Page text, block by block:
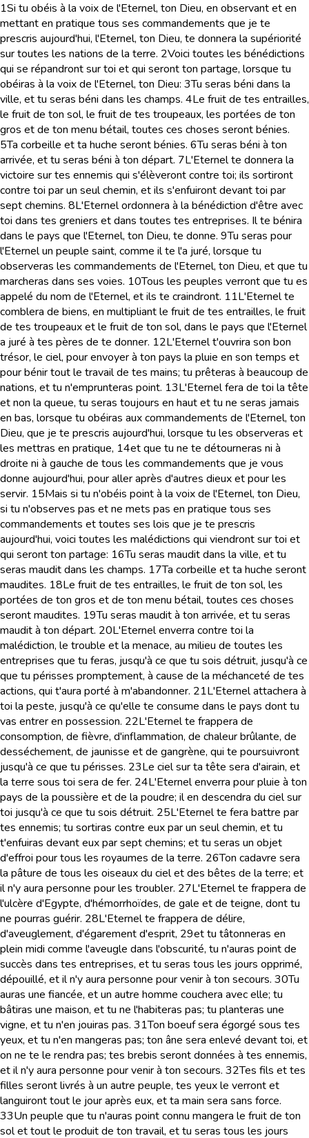
1Si tu obéis à la voix de l'Eternel, ton Dieu, en observant et en
mettant en pratique tous ses commandements que je te
prescris aujourd'hui, l'Eternel, ton Dieu, te donnera la supériorité
sur toutes les nations de la terre. 2Voici toutes les bénédictions
qui se répandront sur toi et qui seront ton partage, lorsque tu
obéiras à la voix de l'Eternel, ton Dieu: 3Tu seras béni dans la
ville, et tu seras béni dans les champs. 4Le fruit de tes entrailles,
le fruit de ton sol, le fruit de tes troupeaux, les portées de ton
gros et de ton menu bétail, toutes ces choses seront bénies.
5Ta corbeille et ta huche seront bénies. 6Tu seras béni à ton
arrivée, et tu seras béni à ton départ. 7L'Eternel te donnera la
victoire sur tes ennemis qui s'élèveront contre toi; ils sortiront
contre toi par un seul chemin, et ils s'enfuiront devant toi par
sept chemins. 8L'Eternel ordonnera à la bénédiction d'être avec
toi dans tes greniers et dans toutes tes entreprises. Il te bénira
dans le pays que l'Eternel, ton Dieu, te donne. 9Tu seras pour
l'Eternel un peuple saint, comme il te l'a juré, lorsque tu
observeras les commandements de l'Eternel, ton Dieu, et que tu
marcheras dans ses voies. 10Tous les peuples verront que tu es
appelé du nom de l'Eternel, et ils te craindront. 11L'Eternel te
comblera de biens, en multipliant le fruit de tes entrailles, le fruit
de tes troupeaux et le fruit de ton sol, dans le pays que l'Eternel
a juré à tes pères de te donner. 12L'Eternel t'ouvrira son bon
trésor, le ciel, pour envoyer à ton pays la pluie en son temps et
pour bénir tout le travail de tes mains; tu prêteras à beaucoup de
nations, et tu n'emprunteras point. 13L'Eternel fera de toi la tête
et non la queue, tu seras toujours en haut et tu ne seras jamais
en bas, lorsque tu obéiras aux commandements de l'Eternel, ton
Dieu, que je te prescris aujourd'hui, lorsque tu les observeras et
les mettras en pratique, 14et que tu ne te détourneras ni à
droite ni à gauche de tous les commandements que je vous
donne aujourd'hui, pour aller après d'autres dieux et pour les
servir. 15Mais si tu n'obéis point à la voix de l'Eternel, ton Dieu,
si tu n'observes pas et ne mets pas en pratique tous ses
commandements et toutes ses lois que je te prescris
aujourd'hui, voici toutes les malédictions qui viendront sur toi et
qui seront ton partage: 16Tu seras maudit dans la ville, et tu
seras maudit dans les champs. 17Ta corbeille et ta huche seront
maudites. 18Le fruit de tes entrailles, le fruit de ton sol, les
portées de ton gros et de ton menu bétail, toutes ces choses
seront maudites. 19Tu seras maudit à ton arrivée, et tu seras
maudit à ton départ. 20L'Eternel enverra contre toi la
malédiction, le trouble et la menace, au milieu de toutes les
entreprises que tu feras, jusqu'à ce que tu sois détruit, jusqu'à ce
que tu périsses promptement, à cause de la méchanceté de tes
actions, qui t'aura porté à m'abandonner. 21L'Eternel attachera à
toi la peste, jusqu'à ce qu'elle te consume dans le pays dont tu
vas entrer en possession. 22L'Eternel te frappera de
consomption, de fièvre, d'inflammation, de chaleur brûlante, de
desséchement, de jaunisse et de gangrène, qui te poursuivront
jusqu'à ce que tu périsses. 23Le ciel sur ta tête sera d'airain, et
la terre sous toi sera de fer. 24L'Eternel enverra pour pluie à ton
pays de la poussière et de la poudre; il en descendra du ciel sur
toi jusqu'à ce que tu sois détruit. 25L'Eternel te fera battre par
tes ennemis; tu sortiras contre eux par un seul chemin, et tu
t'enfuiras devant eux par sept chemins; et tu seras un objet
d'effroi pour tous les royaumes de la terre. 26Ton cadavre sera
la pâture de tous les oiseaux du ciel et des bêtes de la terre; et
il n'y aura personne pour les troubler. 27L'Eternel te frappera de
l'ulcère d'Egypte, d'hémorrhoïdes, de gale et de teigne, dont tu
ne pourras guérir. 28L'Eternel te frappera de délire,
d'aveuglement, d'égarement d'esprit, 29et tu tâtonneras en
plein midi comme l'aveugle dans l'obscurité, tu n'auras point de
succès dans tes entreprises, et tu seras tous les jours opprimé,
dépouillé, et il n'y aura personne pour venir à ton secours. 30Tu
auras une fiancée, et un autre homme couchera avec elle; tu
bâtiras une maison, et tu ne l'habiteras pas; tu planteras une
vigne, et tu n'en jouiras pas. 31Ton boeuf sera égorgé sous tes
yeux, et tu n'en mangeras pas; ton âne sera enlevé devant toi, et
on ne te le rendra pas; tes brebis seront données à tes ennemis,
et il n'y aura personne pour venir à ton secours. 32Tes fils et tes
filles seront livrés à un autre peuple, tes yeux le verront et
languiront tout le jour après eux, et ta main sera sans force.
33Un peuple que tu n'auras point connu mangera le fruit de ton
sol et tout le produit de ton travail, et tu seras tous les jours